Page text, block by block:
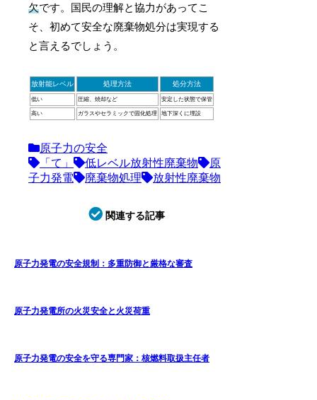
欠です。国民の理解と協力があってこ
そ、初めて安全な廃棄物処分は実現する
と言えるでしょう。
放射能レベル 処理方法 処分方法
低い 圧縮、焼却など 安定した状態で保管
高い ガラスやセラミックで固化処理 地下深くに埋設
原子力の安全
「て」
低レベル放射性廃棄物
原
子力発電
廃棄物処理 放射性廃棄物
関連する記事
原子力発電の安全規制：多重防御と厳格な審査
原子力発電所の火災安全と火災荷重
原子力発電の安全を守る専門家：核燃料取扱主任者